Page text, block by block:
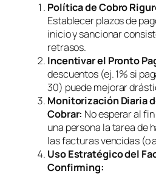
Política de Cobro
Establecer plazos de
inicio y sancionar
retrasos.
Incentivar el Pronto
descuentos (ej. 1% si
30) puede mejorar
Monitorización Diaria
Cobrar: No esperar al
una persona la tarea de
las facturas vencidas (o
Uso Estratégico del
Confirming: